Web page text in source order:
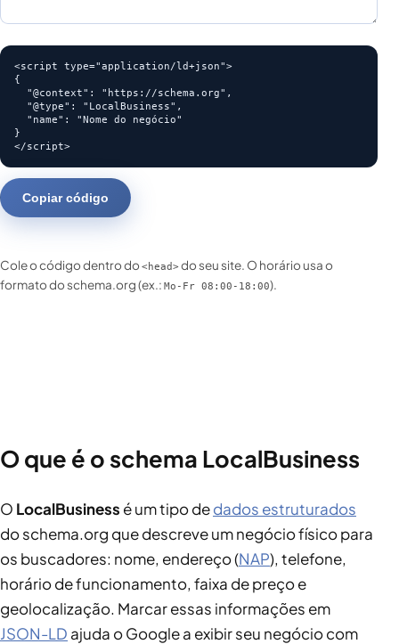
<script type="application/ld+json">
{
  "@context": "https://schema.org",
  "@type": "LocalBusiness",
  "name": "Nome do negócio"
}
</script>
Copiar código
Cole o código dentro do <head>do seu site. O horário usa o
formato do schema.org (ex.: Mo-Fr 08:00-18:00).
O que é o schema LocalBusiness
O LocalBusiness é um tipo dedados estruturados
do schema.org que descreve um negócio físico para
os buscadores: nome, endereço (NAP), telefone,
horário de funcionamento, faixa de preço e
geolocalização. Marcar essas informações em
JSON-LD ajuda o Google a exibir seu negócio com